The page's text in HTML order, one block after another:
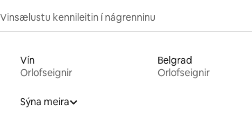
Vinsælustu kennileitin í nágrenninu
Vín
Orlofseignir
Belgrad
Orlofseignir
Sýna meira